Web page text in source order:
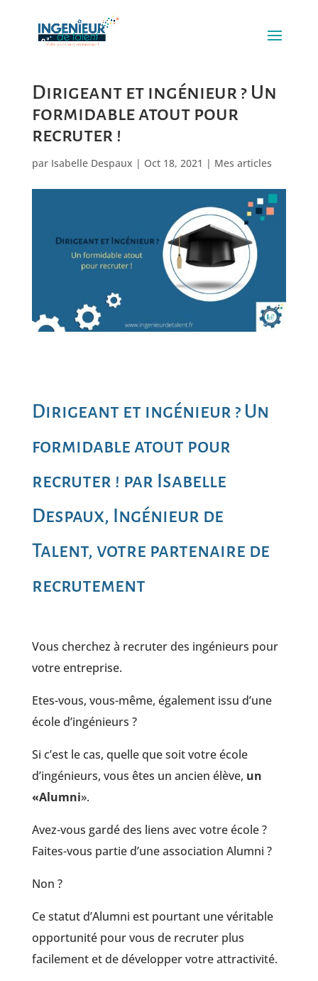
Dirigeant et ingénieur ? Un
formidable atout pour
recruter !
par Isabelle Despaux | Oct 18, 2021 | Mes articles
Dirigeant et ingénieur ? Un
formidable atout pour
recruter ! par Isabelle
Despaux, Ingénieur de
Talent, votre partenaire de
recrutement
Vous cherchez à recruter des ingénieurs pour
votre entreprise.
Etes-vous, vous-même, également issu d’une
école d’ingénieurs ?
Si c’est le cas, quelle que soit votre école
d’ingénieurs, vous êtes un ancien élève, un
«Alumni».
Avez-vous gardé des liens avec votre école ?
Faites-vous partie d’une association Alumni ?
Non ?
Ce statut d’Alumni est pourtant une véritable
opportunité pour vous de recruter plus
facilement et de développer votre attractivité.